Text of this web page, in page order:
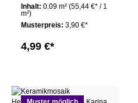
Inhalt: 0.09 m² (55,44 €* / 1
m²)
Musterpreis: 3,90 €*
4,99 €*